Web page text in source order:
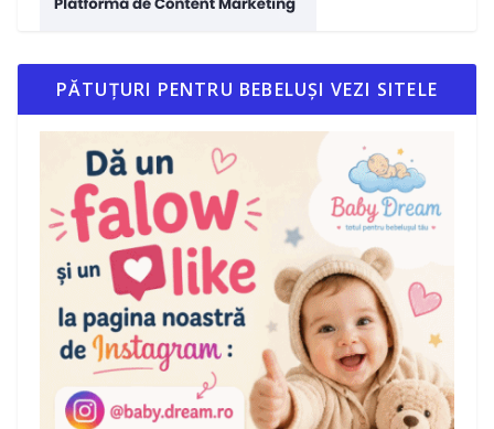
PĂTUȚURI PENTRU BEBELUȘI VEZI SITELE